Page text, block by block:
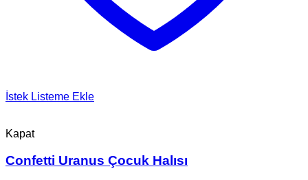
İstek Listeme Ekle
Kapat
Confetti Uranus Çocuk Halısı